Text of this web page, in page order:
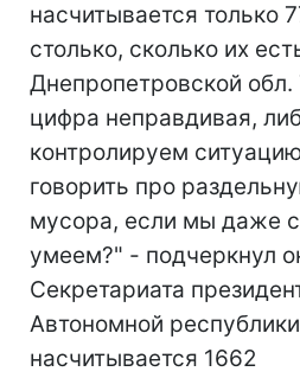
насчитывается только
столько, сколько их
Днепропетровской обл.
цифра неправдивая,
контролируем
говорить про
мусора, если мы даже
умеем?" - подчеркнул
Секретариата
Автономной
насчитывается 1662